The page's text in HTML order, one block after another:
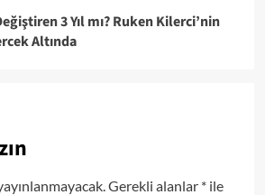
3 Yıl mı? Ruken Kilerci’nin
Altında
Gerekli alanlar *ile